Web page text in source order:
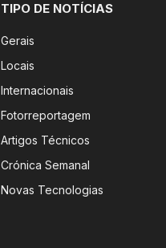
TIPO DE NOTÍCIAS
Gerais
Locais
Internacionais
Fotorreportagem
Artigos Técnicos
Crónica Semanal
Novas Tecnologias